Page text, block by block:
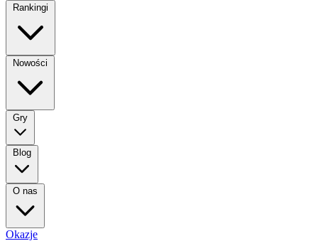
Rankingi
Nowości
Gry
Blog
O nas
Okazje